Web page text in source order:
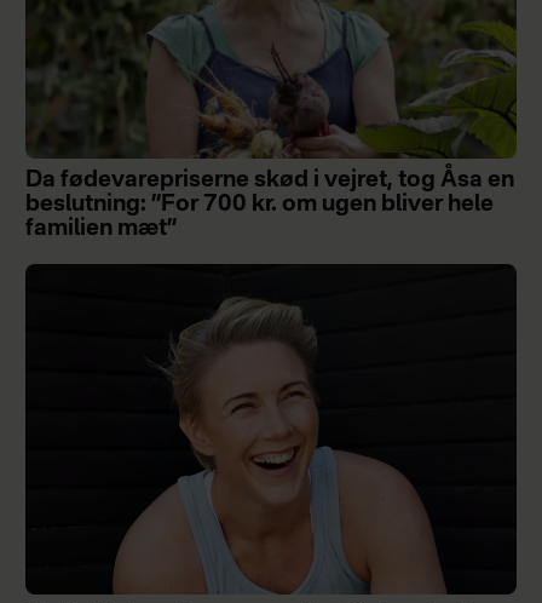
Da fødevarepriserne skød i vejret, tog Åsa en
beslutning: ”For 700 kr. om ugen bliver hele
familien mæt”